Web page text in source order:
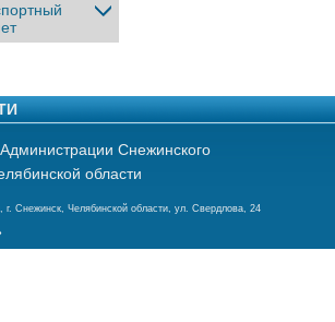
Снежинского
области
г. Снежинск, Челябинской области, ул. Свердлова, 24